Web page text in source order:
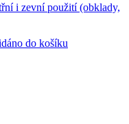
i zevní použití (obklady,
do košíku